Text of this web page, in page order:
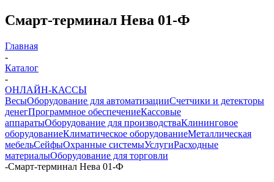
Смарт-терминал Нева 01-Ф
Главная
-
Каталог
-
ОНЛАЙН-КАССЫ
ВесыОборудование для автоматизацииСчетчики и детекторы
денегПрограммное обеспечениеКассовые
аппаратыОборудование для производстваКлининговое
оборудованиеКлиматическое оборудованиеМеталлическая
мебельСейфыОхранные системыУслугиРасходные
материалыОборудование для торговли
-Смарт-терминал Нева 01-Ф